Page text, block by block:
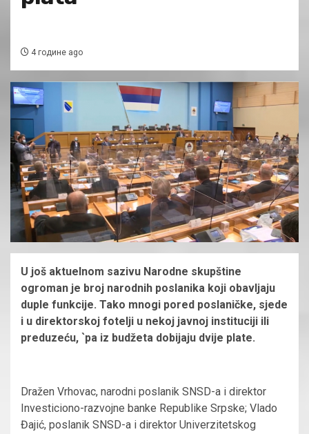
4 године ago
U još aktuelnom sazivu Narodne skupštine
ogroman je broj narodnih poslanika koji obavljaju
duple funkcije. Tako mnogi pored poslaničke, sjede
i u direktorskoj fotelji u nekoj javnoj instituciji ili
preduzeću, `pa iz budžeta dobijaju dvije plate.
Dražen Vrhovac, narodni poslanik SNSD-a i direktor
Investiciono-razvojne banke Republike Srpske; Vlado
Đajić, poslanik SNSD-a i direktor Univerzitetskog